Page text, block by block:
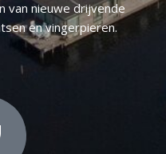
van nieuwe drijvende
en vingerpieren.